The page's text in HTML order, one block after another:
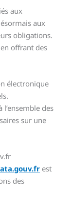
aux
aux
obligations.
offrant des
électronique
l’ensemble des
sur une
est
des